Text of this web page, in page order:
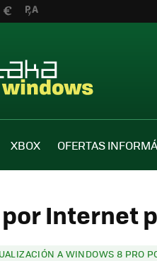
XBOX OFERTAS
Internet
A WINDOWS 8 PRO